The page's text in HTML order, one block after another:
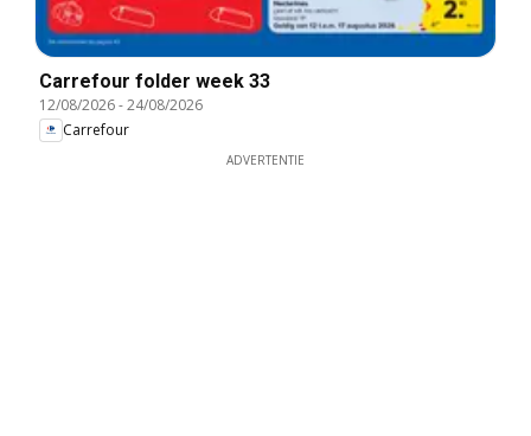
Carrefour folder week 33
12/08/2026-24/08/2026
Carrefour
ADVERTENTIE